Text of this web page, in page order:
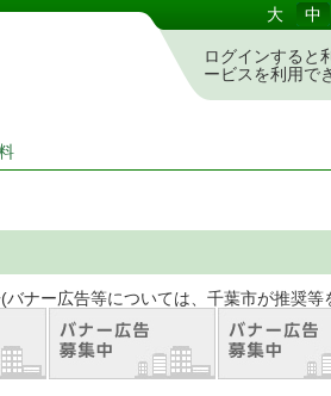
大 中
ログインすると
ービスを利用で
、千葉市が推奨等をするも